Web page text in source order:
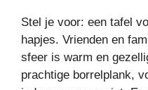
Stel je voor: een tafel
hapjes. Vrienden en
sfeer is warm en
prachtige borrelplank,